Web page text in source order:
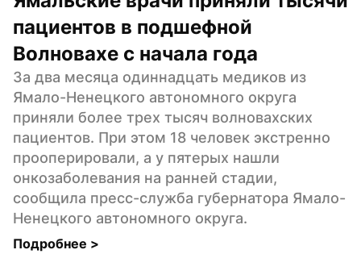
пациентов в подшефной
Волновахе с начала года
За два месяца одиннадцать медиков из
Ямало-Ненецкого автономного округа
приняли более трех тысяч волновахских
пациентов. При этом 18 человек экстренно
прооперировали, а у пятерых нашли
онкозаболевания на ранней стадии,
сообщила пресс-служба губернатора Ямало-
Ненецкого автономного округа.
Подробнее >